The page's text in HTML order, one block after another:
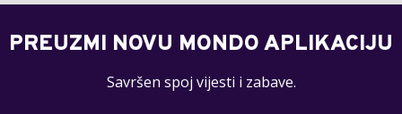
PREUZMI NOVU MONDO APLIKACIJU
Savršen spoj vijesti i zabave.